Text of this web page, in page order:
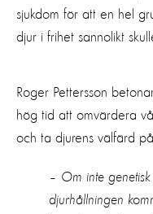
sjukdom för att en hel
djur i frihet sannolikt
Roger Pettersson
hög tid att omvärdera
och ta djurens välfärd
– Om inte
djurhållningen